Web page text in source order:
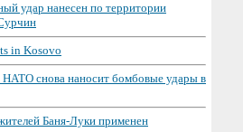
удар нанесен по территории
in Kosovo
НАТО снова наносит бомбовые удары в
Баня-Луки применен